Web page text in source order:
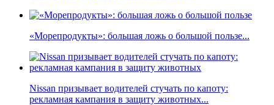
«Морепродукты»: большая ложь о большой пользе...
Nissan призывает водителей стучать по капоту:
рекламная кампания в защиту животных...